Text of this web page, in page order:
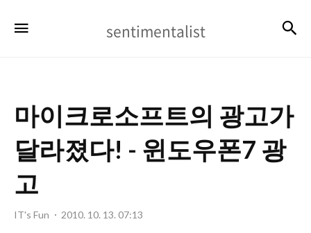
sentimentalist
마이크로소프트의 광고가
달라졌다! - 윈도우폰7 광
고
IT's Fun 2010. 10. 13. 07:13